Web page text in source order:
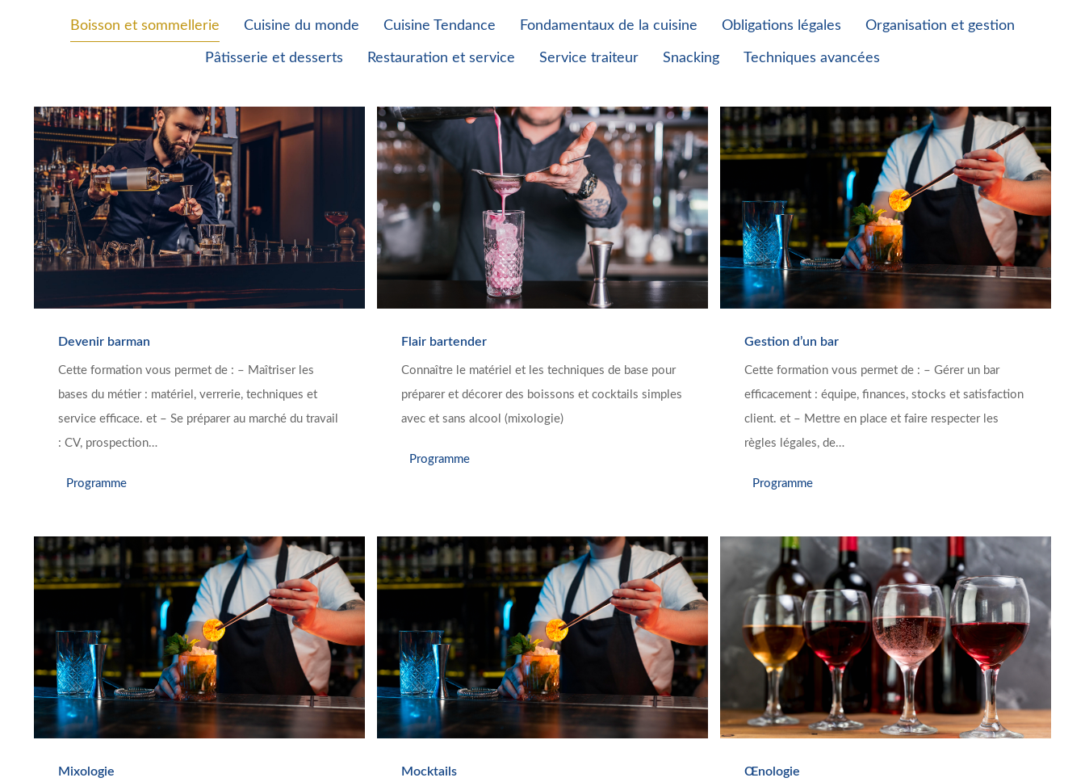
Boisson et sommellerie Cuisine du monde Cuisine Tendance Fondamentaux de la cuisine Obligations légales Organisation et gestion
Pâtisserie et desserts Restauration et service Service traiteur Snacking Techniques avancées
Devenir barman
Cette formation vous permet de : – Maîtriser les
bases du métier : matériel, verrerie, techniques et
service efficace. et – Se préparer au marché du travail
: CV, prospection…
Programme
Flair bartender
Connaître le matériel et les techniques de base pour
préparer et décorer des boissons et cocktails simples
avec et sans alcool (mixologie)
Programme
Gestion d’un bar
Cette formation vous permet de : – Gérer un bar
efficacement : équipe, finances, stocks et satisfaction
client. et – Mettre en place et faire respecter les
règles légales, de…
Programme
Mixologie Mocktails Œnologie